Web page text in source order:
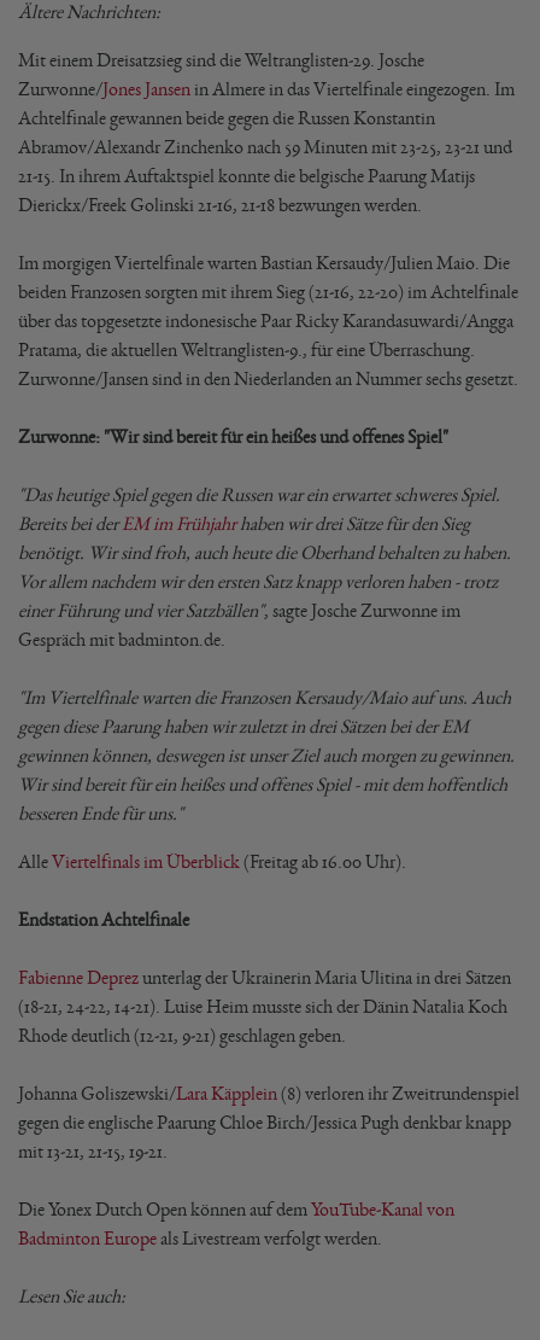
Ältere Nachrichten:
Mit einem Dreisatzsieg sind die Weltranglisten-29. Josche
Zurwonne/Jones Jansen in Almere in das Viertelfinale eingezogen. Im
Achtelfinale gewannen beide gegen die Russen Konstantin
Abramov/Alexandr Zinchenko nach 59 Minuten mit 23-25, 23-21 und
21-15. In ihrem Auftaktspiel konnte die belgische Paarung Matijs
Dierickx/Freek Golinski 21-16, 21-18 bezwungen werden.
Im morgigen Viertelfinale warten Bastian Kersaudy/Julien Maio. Die
beiden Franzosen sorgten mit ihrem Sieg (21-16, 22-20) im Achtelfinale
über das topgesetzte indonesische Paar Ricky Karandasuwardi/Angga
Pratama, die aktuellen Weltranglisten-9., für eine Überraschung.
Zurwonne/Jansen sind in den Niederlanden an Nummer sechs gesetzt.
Zurwonne: "Wir sind bereit für ein heißes und offenes Spiel"
"Das heutige Spiel gegen die Russen war ein erwartet schweres Spiel.
Bereits bei derEM im Frühjahrhaben wir drei Sätze für den Sieg
benötigt. Wir sind froh, auch heute die Oberhand behalten zu haben.
Vor allem nachdem wir den ersten Satz knapp verloren haben - trotz
einer Führung und vier Satzbällen", sagte Josche Zurwonne im
Gespräch mit badminton.de.
"Im Viertelfinale warten die Franzosen Kersaudy/Maio auf uns. Auch
gegen diese Paarung haben wir zuletzt in drei Sätzen bei der EM
gewinnen können, deswegen ist unser Ziel auch morgen zu gewinnen.
Wir sind bereit für ein heißes und offenes Spiel - mit dem hoffentlich
besseren Ende für uns."
AlleViertelfinals im Überblick (Freitag ab 16.00 Uhr).
Endstation Achtelfinale
Fabienne Deprezunterlag der Ukrainerin Maria Ulitina in drei Sätzen
(18-21, 24-22, 14-21). Luise Heim musste sich der Dänin Natalia Koch
Rhode deutlich (12-21, 9-21) geschlagen geben.
Johanna Goliszewski/Lara Käpplein (8) verloren ihr Zweitrundenspiel
gegen die englische Paarung Chloe Birch/Jessica Pugh denkbar knapp
mit 13-21, 21-15, 19-21.
Die Yonex Dutch Open können auf dem YouTube-Kanal von
Badminton Europeals Livestream verfolgt werden.
Lesen Sie auch: